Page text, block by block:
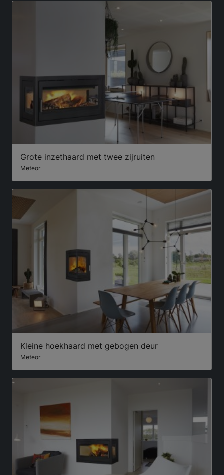
Grote inzethaard met twee zijruiten
Meteor
Kleine hoekhaard met gebogen deur
Meteor